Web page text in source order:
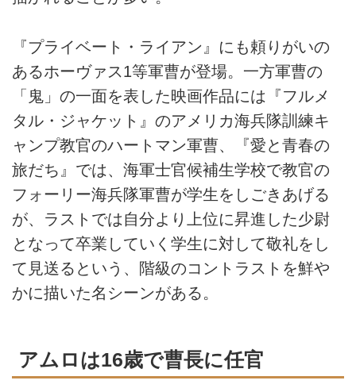
『プライベート・ライアン』にも頼りがいの
あるホーヴァス1等軍曹が登場。一方軍曹の
「鬼」の一面を表した映画作品には『フルメ
タル・ジャケット』のアメリカ海兵隊訓練キ
ャンプ教官のハートマン軍曹、『愛と青春の
旅だち』では、海軍士官候補生学校で教官の
フォーリー海兵隊軍曹が学生をしごきあげる
が、ラストでは自分より上位に昇進した少尉
となって卒業していく学生に対して敬礼をし
て見送るという、階級のコントラストを鮮や
かに描いた名シーンがある。
アムロは16歳で曹長に任官